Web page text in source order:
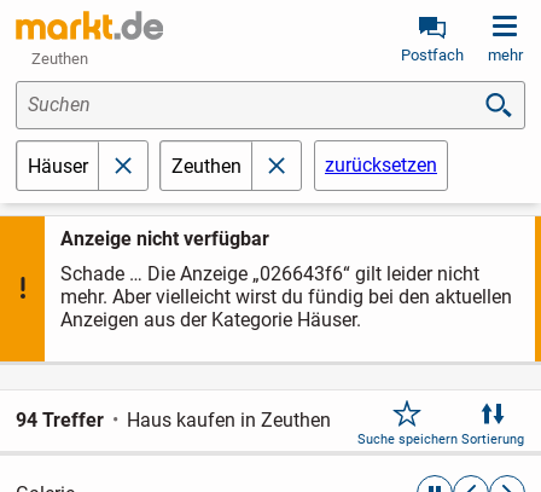
Zeuthen Postfach mehr
Anzeige nicht verfügbar
Schade … Die Anzeige „026643f6“ gilt leider nicht
mehr. Aber vielleicht wirst du fündig bei den aktuellen
Anzeigen aus der Kategorie Häuser.
Suchen
Häuser schließenZeuthen schließenzurücksetzen
94 Treffer Haus kaufen in Zeuthen
Suche speichern Sortierung